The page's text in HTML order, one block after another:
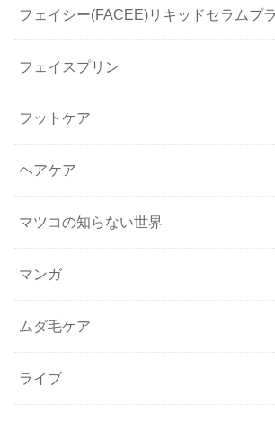
フェイシー(FACEE)リキッドセラムプ
フェイスプリン
フットケア
ヘアケア
マツコの知らない世界
マンガ
ムダ毛ケア
ライブ